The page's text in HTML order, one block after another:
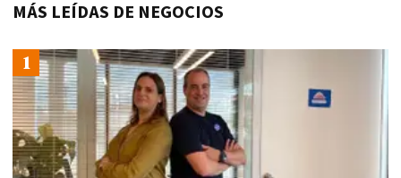
MÁS LEÍDAS DE NEGOCIOS